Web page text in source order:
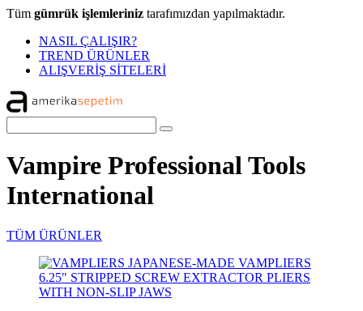
Tüm gümrük işlemleriniz tarafımızdan yapılmaktadır.
NASIL ÇALIŞIR?
TREND ÜRÜNLER
ALIŞVERİŞ SİTELERİ
Vampire Professional Tools
International
TÜM ÜRÜNLER